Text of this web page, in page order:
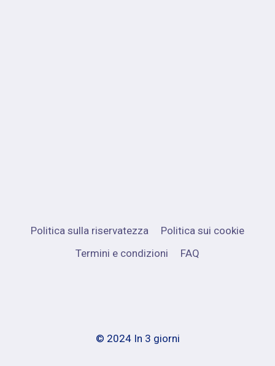
Politica sulla riservatezza
Politica sui cookie
Termini e condizioni
FAQ
© 2024 In 3 giorni